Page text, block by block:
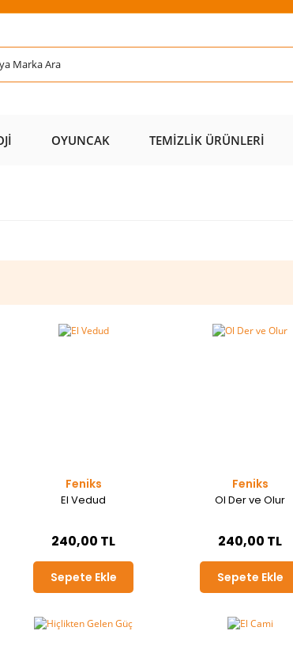
OYUNCAK TEMIZLIK ÜRÜNLERI
Feniks
El Vedud
240,00 TL
Sepete Ekle
Feniks
Ol Der ve Olur
240,00 TL
Sepete Ekle